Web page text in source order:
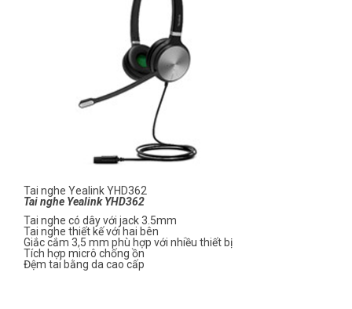
Tai nghe Yealink YHD362
Tai nghe Yealink YHD362
Tai nghe có dây với jack 3.5mm
Tai nghe thiết kế với hai bên
Giắc cắm 3,5 mm phù hợp với nhiều thiết bị
Tích hợp micrô chống ồn
Đệm tai bằng da cao cấp